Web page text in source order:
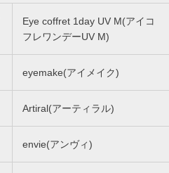
Eye coffret 1day UV M(アイコ
フレワンデーUV M)
eyemake(アイメイク)
Artiral(アーティラル)
envie(アンヴィ)